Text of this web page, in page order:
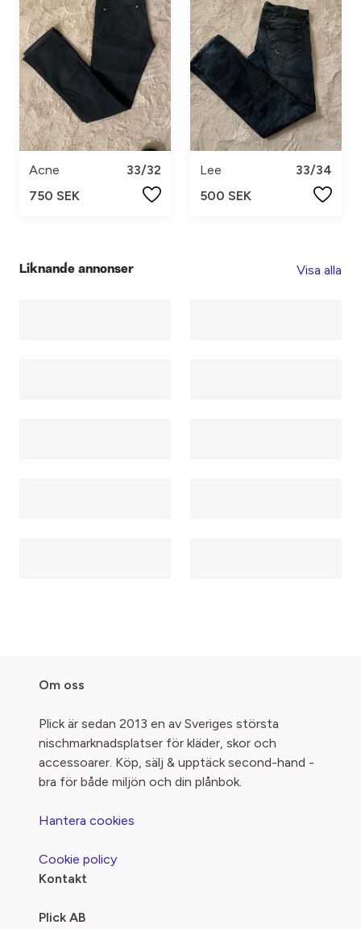
Acne
33/32
750 SEK
Lee
33/34
500 SEK
Liknande annonser Visa alla
Om oss
Plick är sedan 2013 en av Sveriges största
nischmarknadsplatser för kläder, skor och
accessoarer. Köp, sälj & upptäck second-hand -
bra för både miljön och din plånbok.
Hantera cookies
Cookie policy
Kontakt
Plick AB